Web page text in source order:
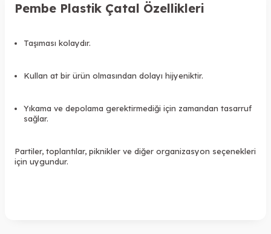
Pembe Plastik Çatal Özellikleri
Taşıması kolaydır.
Kullan at bir ürün olmasından dolayı hijyeniktir.
Yıkama ve depolama gerektirmediği için zamandan tasarruf
sağlar.
Partiler, toplantılar, piknikler ve diğer organizasyon seçenekleri
için uygundur.